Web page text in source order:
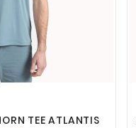
 
TEE ATLANTIS